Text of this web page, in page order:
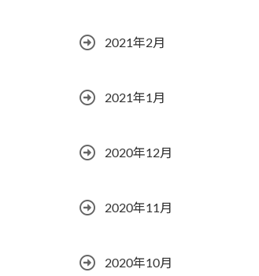
2021年2月
2021年1月
2020年12月
2020年11月
2020年10月